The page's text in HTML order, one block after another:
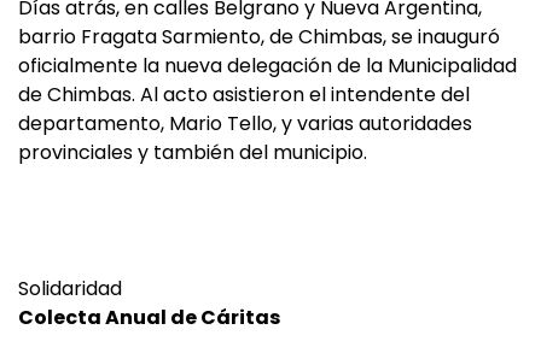
Días atrás, en calles Belgrano y Nueva Argentina,
barrio Fragata Sarmiento, de Chimbas, se inauguró
oficialmente la nueva delegación de la Municipalidad
de Chimbas. Al acto asistieron el intendente del
departamento, Mario Tello, y varias autoridades
provinciales y también del municipio.
Solidaridad
Colecta Anual de Cáritas